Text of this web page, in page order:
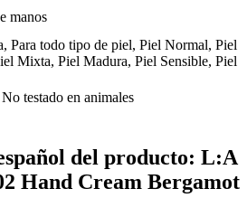
manos
Para todo tipo de piel, Piel Normal, Piel
Mixta, Piel Madura, Piel Sensible, Piel
testado en animales
del producto: L:A
Hand Cream Bergamot